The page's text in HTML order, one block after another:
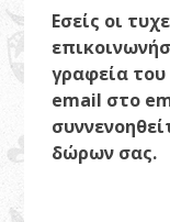
Εσείς οι
γραφεία
email στο
δώρων σας.